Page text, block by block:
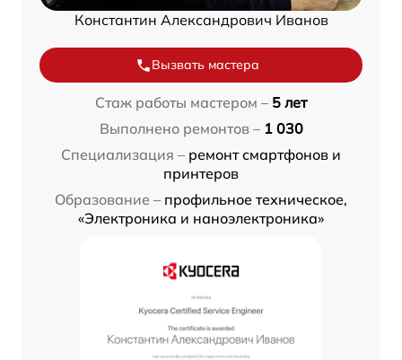
Константин Александрович Иванов
Вызвать мастера
Стаж работы мастером – 5 лет
Выполнено ремонтов – 1 030
Специализация – ремонт смартфонов и
принтеров
Образование – профильное техническое,
«Электроника и наноэлектроника»